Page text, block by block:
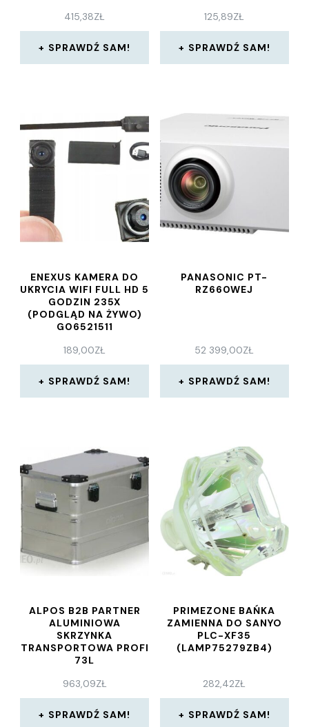
415,38ZŁ
SPRAWDŹ SAM!
125,89ZŁ
SPRAWDŹ SAM!
ENEXUS KAMERA DO
UKRYCIA WIFI FULL HD 5
GODZIN 235X
(PODGLĄD NA ŻYWO)
G06521511
189,00ZŁ
SPRAWDŹ SAM!
PANASONIC PT-
RZ660WEJ
52 399,00ZŁ
SPRAWDŹ SAM!
ALPOS B2B PARTNER
ALUMINIOWA
SKRZYNKA
TRANSPORTOWA PROFI
73L
963,09ZŁ
SPRAWDŹ SAM!
PRIMEZONE BAŃKA
ZAMIENNA DO SANYO
PLC-XF35
(LAMP75279ZB4)
282,42ZŁ
SPRAWDŹ SAM!